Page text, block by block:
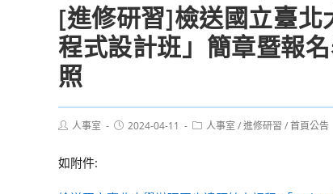
[進修研習]檢送國立臺
程式設計班」簡章暨報
照
Post人事室
Post2024-04-11
Post人事室 /進修研習 /首頁公告
如附件: